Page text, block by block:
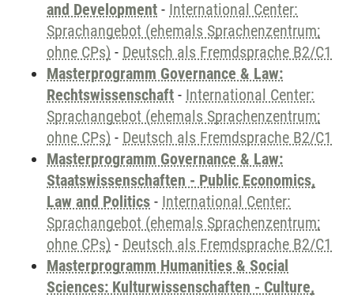
and Development - International Center:
Sprachangebot (ehemals Sprachenzentrum;
ohne CPs) - Deutsch als Fremdsprache B2/C1
Masterprogramm Governance & Law:
Rechtswissenschaft - International Center:
Sprachangebot (ehemals Sprachenzentrum;
ohne CPs) - Deutsch als Fremdsprache B2/C1
Masterprogramm Governance & Law:
Staatswissenschaften - Public Economics,
Law and Politics - International Center:
Sprachangebot (ehemals Sprachenzentrum;
ohne CPs) - Deutsch als Fremdsprache B2/C1
Masterprogramm Humanities & Social
Sciences: Kulturwissenschaften - Culture,